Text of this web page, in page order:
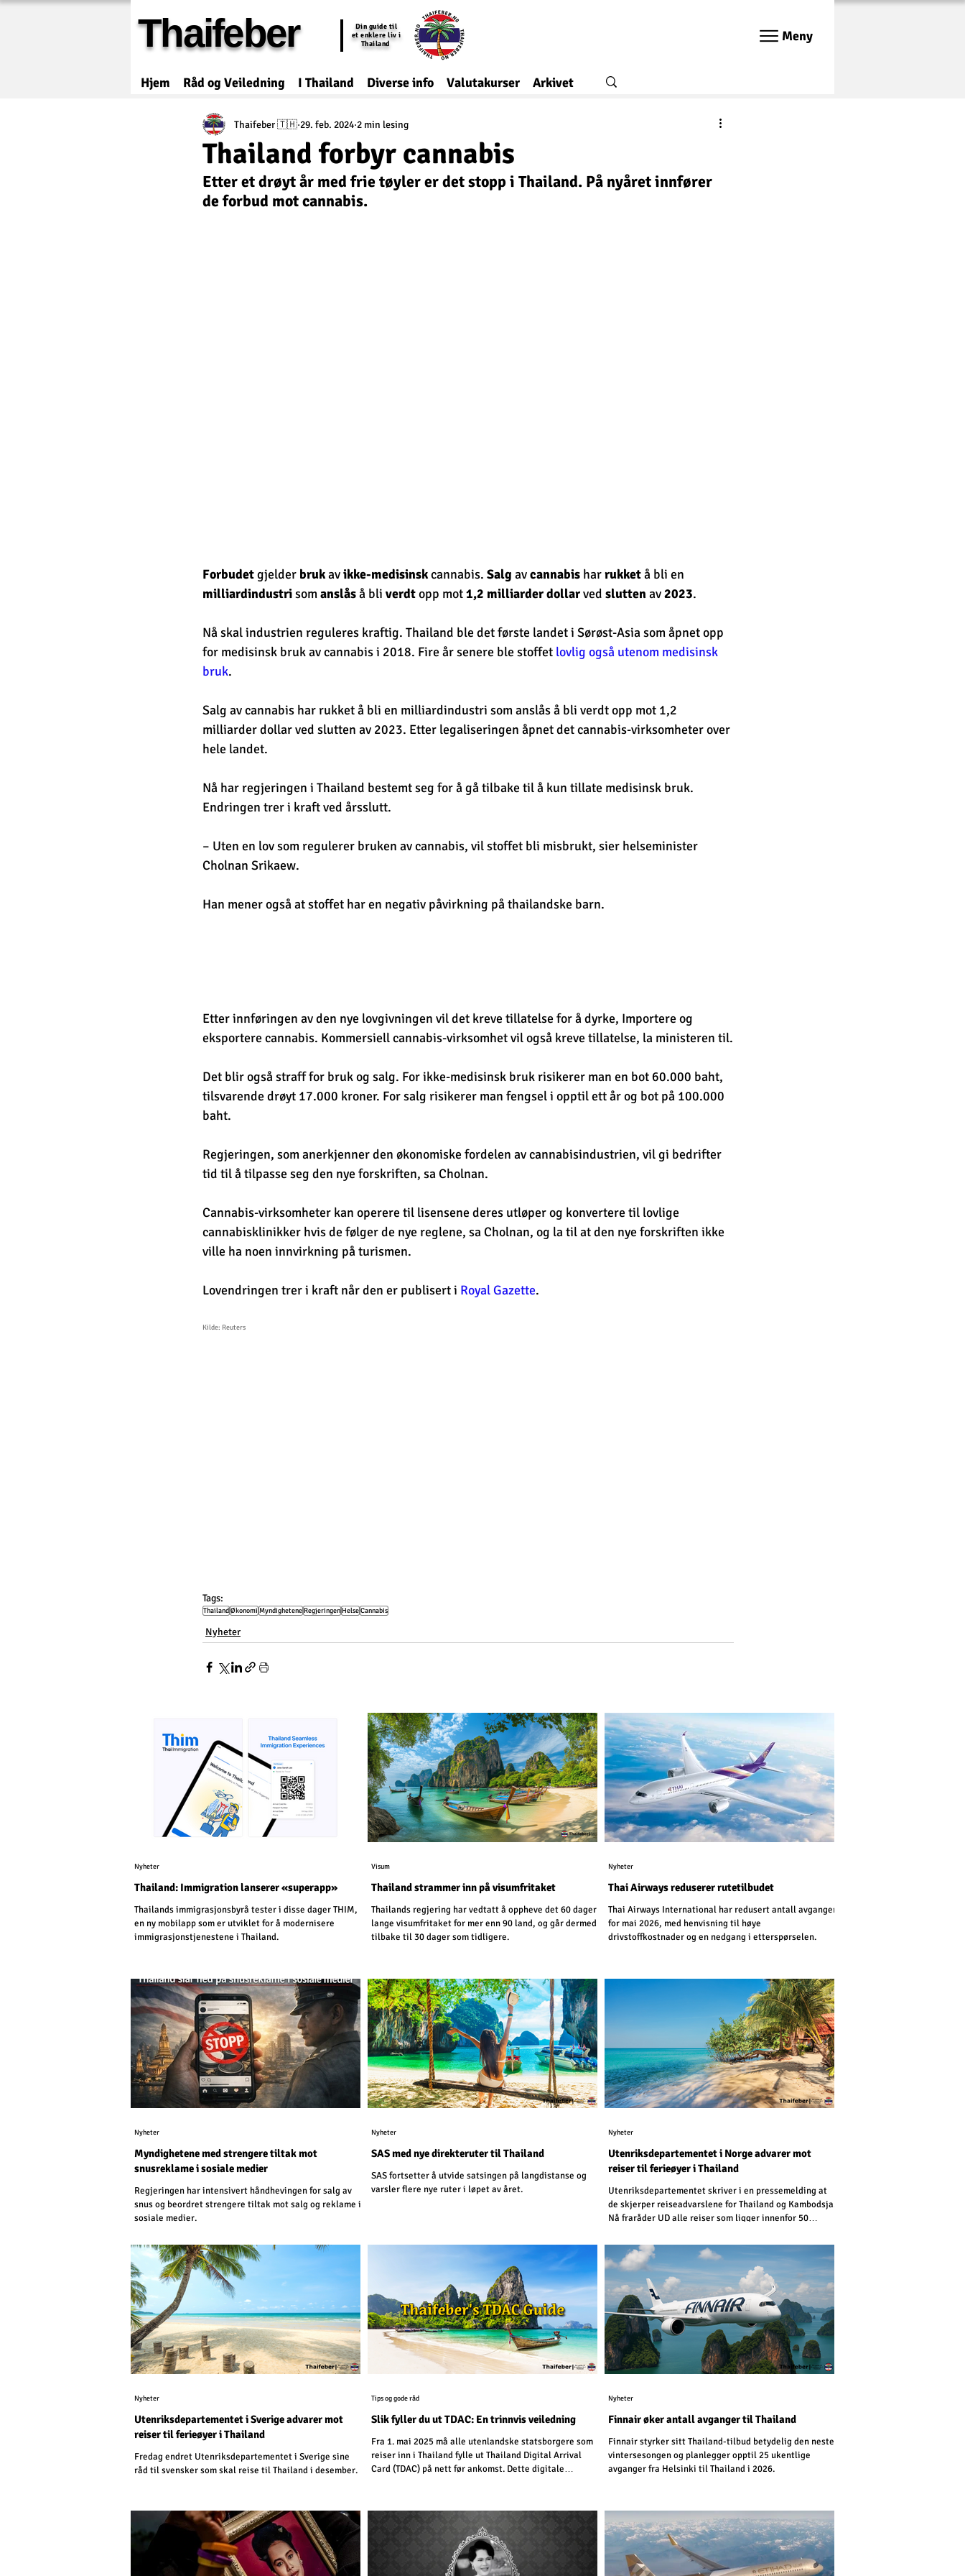
Thaifeber
Din guide til
et enklere liv i
Thailand
Meny
Hjem Råd og Veiledning I Thailand Diverse info Valutakurser Arkivet
Thailand forbyr cannabis
Thaifeber 🇹🇭 29. feb. 2024 2 min lesing
Etter et drøyt år med frie tøyler er det stopp i Thailand. På nyåret innfører
de forbud mot cannabis.
Forbudet gjelder bruk av ikke-medisinsk cannabis. Salg av cannabis har rukket å bli en
milliardindustri som anslås å bli verdt opp mot 1,2 milliarder dollar ved slutten av 2023.
Nå skal industrien reguleres kraftig. Thailand ble det første landet i Sørøst-Asia som åpnet opp
for medisinsk bruk av cannabis i 2018. Fire år senere ble stoffet lovlig også utenom medisinsk
bruk.
Salg av cannabis har rukket å bli en milliardindustri som anslås å bli verdt opp mot 1,2
milliarder dollar ved slutten av 2023. Etter legaliseringen åpnet det cannabis-virksomheter over
hele landet.
Nå har regjeringen i Thailand bestemt seg for å gå tilbake til å kun tillate medisinsk bruk.
Endringen trer i kraft ved årsslutt.
– Uten en lov som regulerer bruken av cannabis, vil stoffet bli misbrukt, sier helseminister
Cholnan Srikaew.
Han mener også at stoffet har en negativ påvirkning på thailandske barn.
Etter innføringen av den nye lovgivningen vil det kreve tillatelse for å dyrke, Importere og
eksportere cannabis. Kommersiell cannabis-virksomhet vil også kreve tillatelse, la ministeren til.
Det blir også straff for bruk og salg. For ikke-medisinsk bruk risikerer man en bot 60.000 baht,
tilsvarende drøyt 17.000 kroner. For salg risikerer man fengsel i opptil ett år og bot på 100.000
baht.
Regjeringen, som anerkjenner den økonomiske fordelen av cannabisindustrien, vil gi bedrifter
tid til å tilpasse seg den nye forskriften, sa Cholnan.
Cannabis-virksomheter kan operere til lisensene deres utløper og konvertere til lovlige
cannabisklinikker hvis de følger de nye reglene, sa Cholnan, og la til at den nye forskriften ikke
ville ha noen innvirkning på turismen.
Lovendringen trer i kraft når den er publisert i Royal Gazette.
Kilde: Reuters
Tags:
ThailandØkonomiMyndighetene Regjeringen HelseCannabis
Nyheter
Thailand: Immigration lanserer «superapp»
Thailands immigrasjonsbyrå tester i disse dager THIM,
en ny mobilapp som er utviklet for å modernisere
immigrasjonstjenestene i Thailand.
Nyheter
Thailand strammer inn på visumfritaket
Thailands regjering har vedtatt å oppheve det 60 dager
lange visumfritaket for mer enn 90 land, og går dermed
tilbake til 30 dager som tidligere.
Visum
Thai Airways reduserer rutetilbudet
Thai Airways International har redusert antall avganger
for mai 2026, med henvisning til høye
drivstoffkostnader og en nedgang i etterspørselen.
Nyheter
Myndighetene med strengere tiltak mot
snusreklame i sosiale medier
Regjeringen har intensivert håndhevingen for salg av
snus og beordret strengere tiltak mot salg og reklame i
sosiale medier.
Nyheter
SAS med nye direkteruter til Thailand
SAS fortsetter å utvide satsingen på langdistanse og
varsler flere nye ruter i løpet av året.
Nyheter
Utenriksdepartementet i Norge advarer mot
reiser til ferieøyer i Thailand
Utenriksdepartementet skriver i en pressemelding at
de skjerper reiseadvarslene for Thailand og Kambodsja.
Nå fraråder UD alle reiser som ligger innenfor 50
Kambodsja. Den forrige reiseadvarselen gjaldt for 20
kilometer fra grensen.
Nyheter
Utenriksdepartementet i Sverige advarer mot
reiser til ferieøyer i Thailand
Fredag endret Utenriksdepartementet i Sverige sine
råd til svensker som skal reise til Thailand i desember.
Nyheter
Slik fyller du ut TDAC: En trinnvis veiledning
Fra 1. mai 2025 må alle utenlandske statsborgere som
reiser inn i Thailand fylle ut Thailand Digital Arrival
Card (TDAC) på nett før ankomst. Dette digitale
Tips og gode råd
Finnair øker antall avganger til Thailand
Finnair styrker sitt Thailand-tilbud betydelig den neste
vintersesongen og planlegger opptil 25 ukentlige
avganger fra Helsinki til Thailand i 2026.
Nyheter